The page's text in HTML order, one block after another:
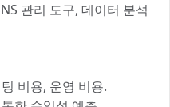
관리 도구, 데이터 분석
비용, 운영 비용.